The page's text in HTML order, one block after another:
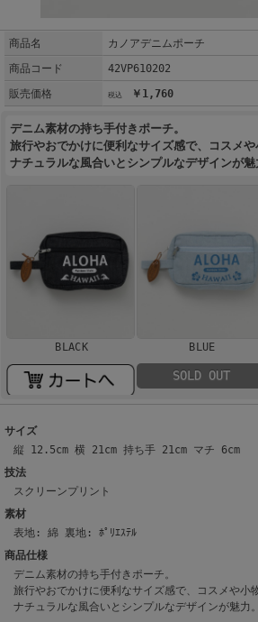
商品名
カノアデニムポーチ
商品コード
42VP610202
販売価格
￥1,760
デニム素材の持ち手付きポーチ。
旅行やおでかけに便利なサイズ感で、コスメや
ナチュラルな風合いとシンプルなデザインが魅
BLACK BLUE
SOLD OUT
サイズ
縦 12.5cm 横 21cm 持ち手 21cm マチ 6cm
技法
スクリーンプリント
素材
表地: 綿 裏地: ﾎﾟﾘｴｽﾃﾙ
商品仕様
デニム素材の持ち手付きポーチ。
旅行やおでかけに便利なサイズ感で、コスメや小
ナチュラルな風合いとシンプルなデザインが魅力。